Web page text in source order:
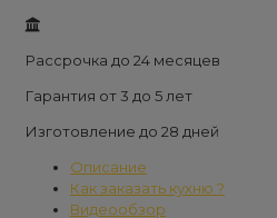
Рассрочка до 24 месяцев
Гарантия от 3 до 5 лет
Изготовление до 28 дней
Описание
Как заказать кухню ?
Видеообзор